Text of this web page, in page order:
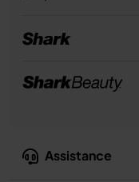
Assistance